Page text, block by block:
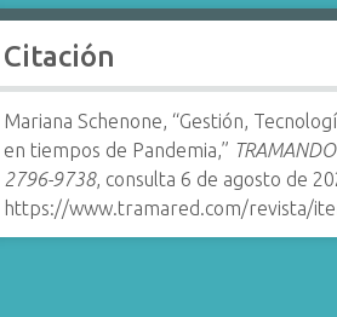
Citación
Mariana Schenone, “Gestión,
en tiempos de Pandemia,”
2796-9738, consulta 6 de agosto de
https://www.tramared.com/revista/